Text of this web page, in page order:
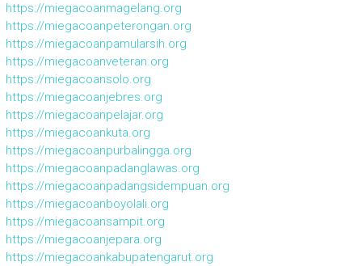
https://miegacoanmagelang.org
https://miegacoanpeterongan.org
https://miegacoanpamularsih.org
https://miegacoanveteran.org
https://miegacoansolo.org
https://miegacoanjebres.org
https://miegacoanpelajar.org
https://miegacoankuta.org
https://miegacoanpurbalingga.org
https://miegacoanpadanglawas.org
https://miegacoanpadangsidempuan.org
https://miegacoanboyolali.org
https://miegacoansampit.org
https://miegacoanjepara.org
https://miegacoankabupatengarut.org